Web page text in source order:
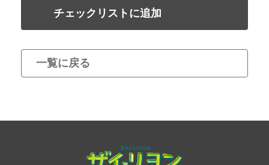
チェックリストに追加
一覧に戻る